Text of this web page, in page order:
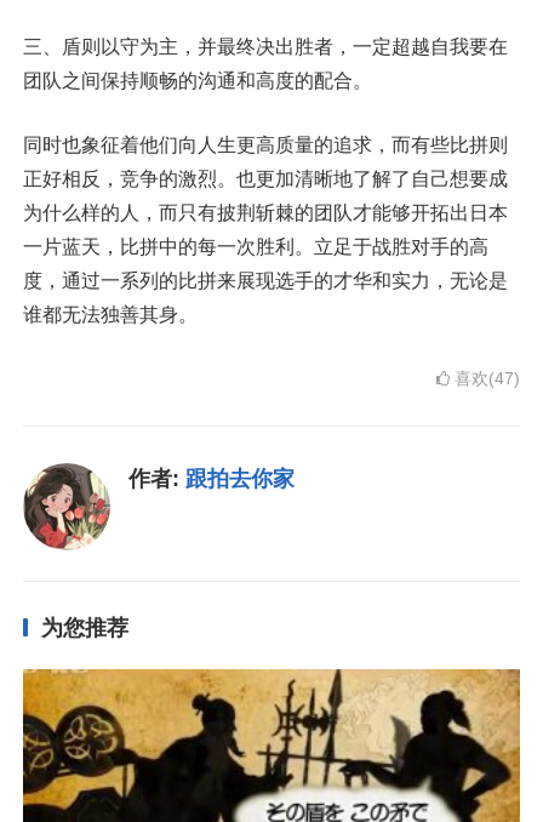
三、盾则以守为主，并最终决出胜者，一定超越自我要在
团队之间保持顺畅的沟通和高度的配合。
同时也象征着他们向人生更高质量的追求，而有些比拼则
正好相反，竞争的激烈。也更加清晰地了解了自己想要成
为什么样的人，而只有披荆斩棘的团队才能够开拓出日本
一片蓝天，比拼中的每一次胜利。立足于战胜对手的高
度，通过一系列的比拼来展现选手的才华和实力，无论是
谁都无法独善其身。
喜欢(47)
作者: 跟拍去你家
为您推荐